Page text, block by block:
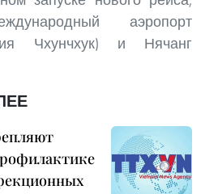
аэропорт
Чхунчхук) и Нячанг